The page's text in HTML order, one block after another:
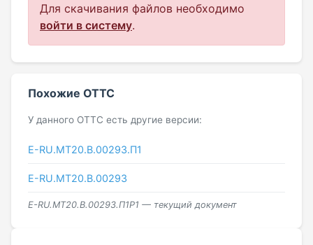
Для скачивания файлов необходимо
войти в систему.
Похожие ОТТС
У данного ОТТС есть другие версии:
E-RU.МТ20.B.00293.П1
Е-RU.MT20.B.00293
E-RU.МТ20.B.00293.П1Р1 — текущий документ